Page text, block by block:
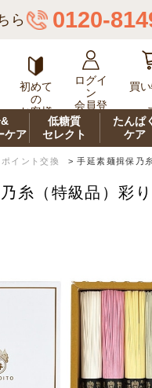
ら 0120-
初めて
の
お客様
ログイ
ン
会員登
買
ケア
低糖質
セレクト
たんぱ
ケア
ポイント交換 >手延素麺揖保乃
糸（特級品）彩